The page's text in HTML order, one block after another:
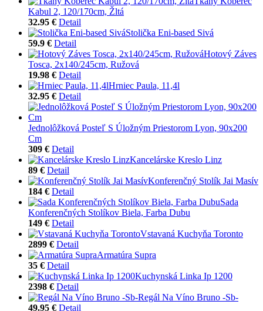
Kabul 2, 120/170cm, Žltá
32.95 € Detail
Stolička Eni-based Sivá
59.9 € Detail
Hotový Záves
Tosca, 2x140/245cm, Ružová
19.98 € Detail
Hrniec Paula, 11,4l
32.95 € Detail
Jednolôžková Posteľ S Úložným Priestorom Lyon, 90x200
Cm
309 € Detail
Kancelárske Kreslo Linz
89 € Detail
Konferenčný Stolík Jai Masív
184 € Detail
Sada
Konferenčných Stolíkov Biela, Farba Dubu
149 € Detail
Vstavaná Kuchyňa Toronto
2899 € Detail
Armatúra Supra
35 € Detail
Kuchynská Linka Ip 1200
2398 € Detail
Regál Na Víno Bruno -Sb-
49.95 € Detail